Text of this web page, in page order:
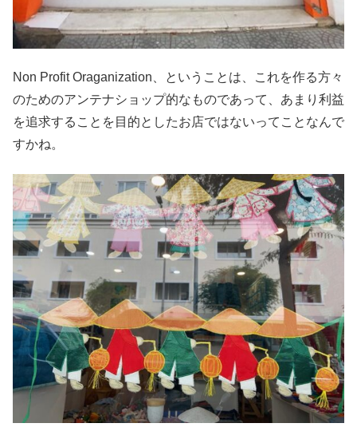
Non Profit Oraganization、ということは、これを作る方々
のためのアンテナショップ的なものであって、あまり利益
を追求することを目的としたお店ではないってことなんで
すかね。